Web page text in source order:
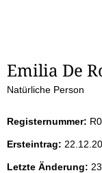
S
e
i
t
Emilia De
Natürliche Person
Registernummer:
Ersteintrag:
Letzte Änderung: